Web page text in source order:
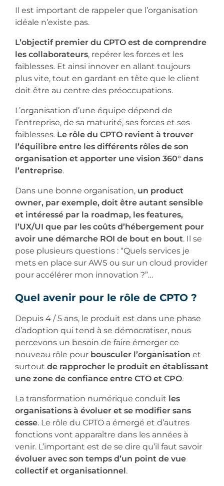
Il est important de rappeler que l’organisation
idéale n’existe pas.
L’objectif premier du CPTO est de comprendre
les collaborateurs, repérer les forces et les
faiblesses. Et ainsi innover en allant toujours
plus vite, tout en gardant en tête que le client
doit être au centre des préoccupations.
L’organisation d’une équipe dépend de
l’entreprise, de sa maturité, ses forces et ses
faiblesses. Le rôle du CPTO revient à trouver
l’équilibre entre les différents rôles de son
organisation et apporter une vision 360° dans
l’entreprise.
Dans une bonne organisation, un product
owner, par exemple, doit être autant sensible
et intéressé par la roadmap, les features,
l’UX/UI que par les coûts d’hébergement pour
avoir une démarche ROI de bout en bout. Il se
pose plusieurs questions : “Quels services je
mets en place sur AWS ou sur un cloud provider
pour accélérer mon innovation ?”…
Quel avenir pour le rôle de CPTO ?
Depuis 4 / 5 ans, le produit est dans une phase
d’adoption qui tend à se démocratiser, nous
percevons un besoin de faire émerger ce
nouveau rôle pour bousculer l’organisation et
surtout de rapprocher le produit en établissant
une zone de confiance entre CTO et CPO.
La transformation numérique conduit les
organisations à évoluer et se modifier sans
cesse. Le rôle du CPTO a émergé et d’autres
fonctions vont apparaître dans les années à
venir. L’important est de se dire qu’il faut savoir
évoluer avec son temps d’un point de vue
collectif et organisationnel .